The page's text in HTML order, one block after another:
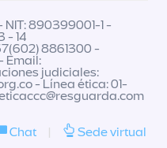
890399001-1 -
- 14
8861300 -
Email:
judiciales:
- Línea ética: 01-
Chat | Sede virtual